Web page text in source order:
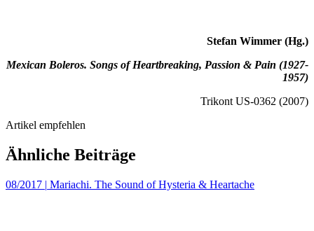
Stefan Wimmer (Hg.)
Mexican Boleros. Songs of Heartbreaking, Passion & Pain (1927-
1957)
Trikont US-0362 (2007)
Artikel empfehlen
Ähnliche Beiträge
08/2017 | Mariachi. The Sound of Hysteria & Heartache